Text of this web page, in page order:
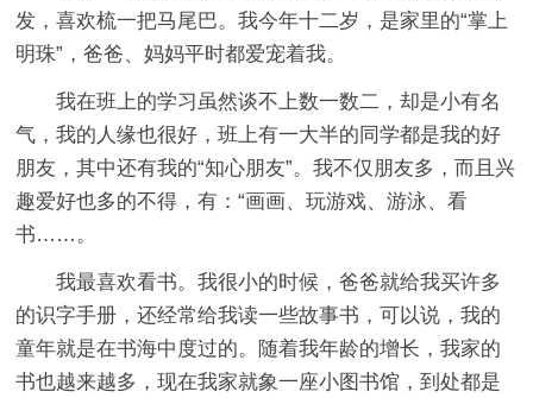
发，喜欢梳一把马尾巴。我今年十二岁，是家里的“掌上
明珠”，爸爸、妈妈平时都爱宠着我。
我在班上的学习虽然谈不上数一数二，却是小有名
气，我的人缘也很好，班上有一大半的同学都是我的好
朋友，其中还有我的“知心朋友”。我不仅朋友多，而且兴
趣爱好也多的不得，有：“画画、玩游戏、游泳、看
书……。
我最喜欢看书。我很小的时候，爸爸就给我买许多
的识字手册，还经常给我读一些故事书，可以说，我的
童年就是在书海中度过的。随着我年龄的增长，我家的
书也越来越多，现在我家就象一座小图书馆，到处都是